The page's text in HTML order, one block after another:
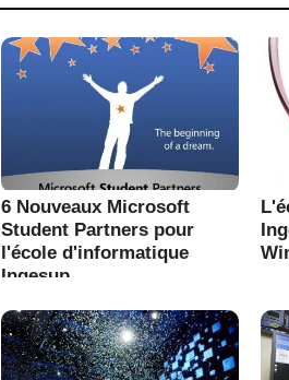
6 Nouveaux Microsoft
Student Partners pour
l'école d'informatique
Ingesup